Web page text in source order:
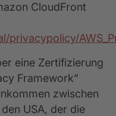
CloudFront
privacypolicy/
eine Zertifizierung
Framework“
zwischen
USA, der die